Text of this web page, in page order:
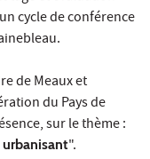
cycle de conférence
de Meaux et
du Pays de
sur le thème :
urbanisant".